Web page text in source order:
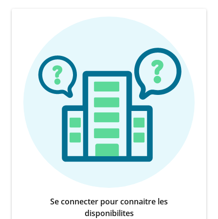
Se connecter pour connaitre les
disponibilites